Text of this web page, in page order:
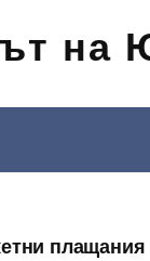
на
плащания